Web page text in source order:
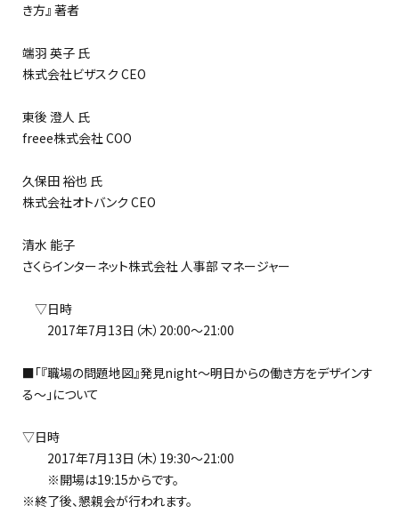
き方』 著者
端羽 英子 氏
株式会社ビザスク CEO
東後 澄人 氏
freee株式会社 COO
久保田 裕也 氏
株式会社オトバンク CEO
清水 能子
さくらインターネット株式会社 人事部 マネージャー
▽日時
2017年7月13日（木）20:00～21:00
■「『職場の問題地図』発見night～明日からの働き方をデザインす
る～」について
▽日時
2017年7月13日（木）19:30～21:00
※開場は19:15からです。
※終了後、懇親会が行われます。